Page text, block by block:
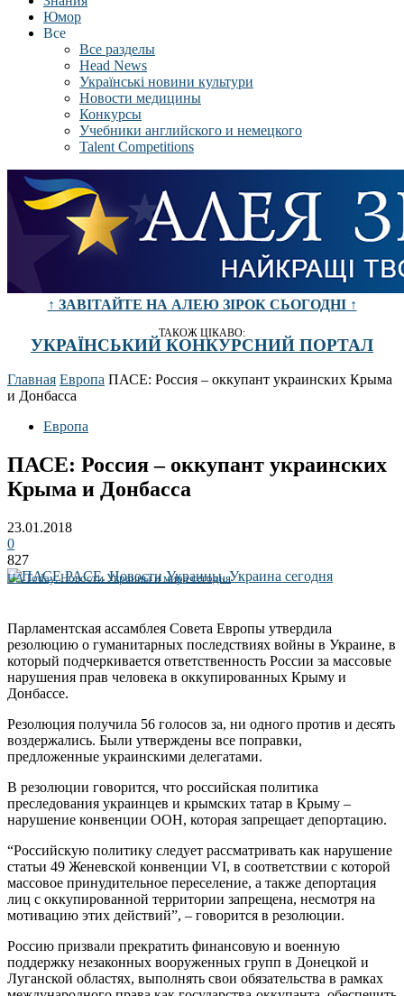
Юмор
Все
Все разделы
Head News
Українські новини культури
Новости медицины
Конкурсы
Учебники английского и немецкого
Talent Competitions
↑ ЗАВІТАЙТЕ НА АЛЕЮ ЗІРОК СЬОГОДНІ ↑
ТАКОЖ ЦІКАВО:
УКРАЇНСЬКИЙ КОНКУРСНИЙ ПОРТАЛ
Главная Европа ПАСЕ: Россия – оккупант украинских Крыма
и Донбасса
Европа
ПАСЕ: Россия – оккупант украинских
Крыма и Донбасса
23.01.2018
0
827
UA Today. Новости Украины и мира сегодня
Парламентская ассамблея Совета Европы утвердила
резолюцию о гуманитарных последствиях войны в Украине, в
который подчеркивается ответственность России за массовые
нарушения прав человека в оккупированных Крыму и
Донбассе.
Резолюция получила 56 голосов за, ни одного против и десять
воздержались. Были утверждены все поправки,
предложенные украинскими делегатами.
В резолюции говорится, что российская политика
преследования украинцев и крымских татар в Крыму –
нарушение конвенции ООН, которая запрещает депортацию.
“Российскую политику следует рассматривать как нарушение
статьи 49 Женевской конвенции VI, в соответствии с которой
массовое принудительное переселение, а также депортация
лиц с оккупированной территории запрещена, несмотря на
мотивацию этих действий”, – говорится в резолюции.
Россию призвали прекратить финансовую и военную
поддержку незаконных вооруженных групп в Донецкой и
Луганской областях, выполнять свои обязательства в рамках